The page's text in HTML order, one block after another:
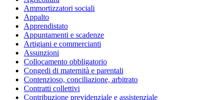
Ammortizzatori sociali
Appalto
Apprendistato
Appuntamenti e scadenze
Artigiani e commercianti
Assunzioni
Collocamento obbligatorio
Congedi di maternità e parentali
Contenzioso, conciliazione, arbitrato
Contratti collettivi
Contribuzione previdenziale e assistenziale